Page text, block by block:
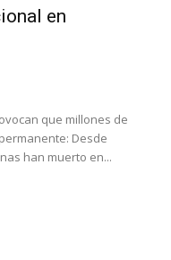
en
que millones de
Desde
han muerto en...